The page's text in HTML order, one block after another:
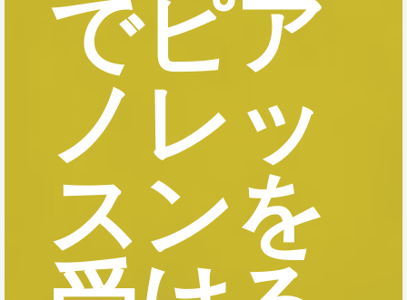
でピア
ノレッ
スンを